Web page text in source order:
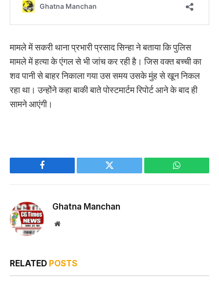
मामले में सकरी थाना प्रभारी प्रसाद सिन्हा ने बताया कि पुलिस
मामले में हत्या के एंगल से भी जांच कर रही है। जिस वक्त बच्ची का
शव पानी से बाहर निकाला गया उस समय उसके मुंह से खून निकल
रहा था। उन्होंने कहा बाकी बाते पोस्टमार्टम रिपोर्ट आने के बाद ही
सामने आएंगी।
Facebook Twitter WhatsApp
Ghatna Manchan
Website
RELATED POSTS